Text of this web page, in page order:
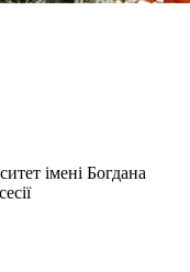
імені Богдана